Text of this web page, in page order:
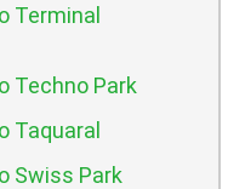
Terminal
Techno Park
Taquaral
Swiss Park